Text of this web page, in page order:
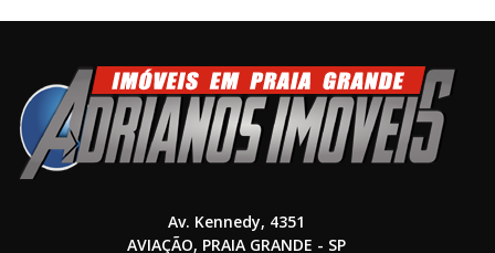
Av. Kennedy, 4351
AVIAÇÃO, PRAIA GRANDE - SP